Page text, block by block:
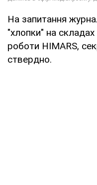
На запитання
"хлопки" на
роботи HIMARS,
ствердно.